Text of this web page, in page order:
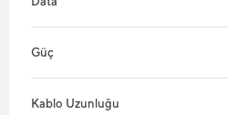
Güç
Kablo Uzunluğu